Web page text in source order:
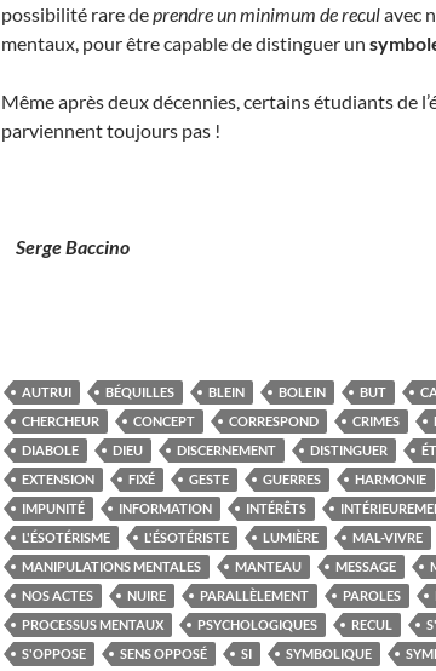
possibilité rare deprendre un minimum de reculavec
mentaux, pour être capable de distinguer un
Même après deux décennies, certains étudiants de
parviennent toujours pas !
Serge Baccino
AUTRUI BÉQUILLES BLEIN BOLEIN BUT
CHERCHEUR
CONCEPT CORRESPOND CRIMES
DIABOLE
DIEU DISCERNEMENT DISTINGUER
EXTENSION
FIXÉ GESTE GUERRES HARMONIE
IMPUNITÉ
INFORMATION INTÉRÊTS
L'ÉSOTÉRISME
L'ÉSOTÉRISTE LUMIÈRE
MAL-VIVRE
MANIPULATIONS MENTALES
MANTEAU MESSAGE
NOS ACTES
NUIRE PARALLÈLEMENT PAROLES
PROCESSUS MENTAUX
PSYCHOLOGIQUES RECUL
S'OPPOSE
SENS OPPOSÉ SI SYMBOLIQUE